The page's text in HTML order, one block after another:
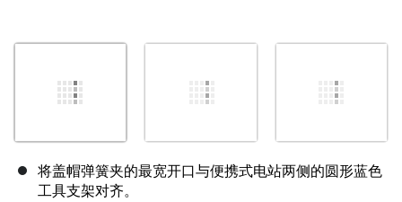
将盖帽弹簧夹的最宽开口与便携式电站两侧的圆形蓝色
工具支架对齐。